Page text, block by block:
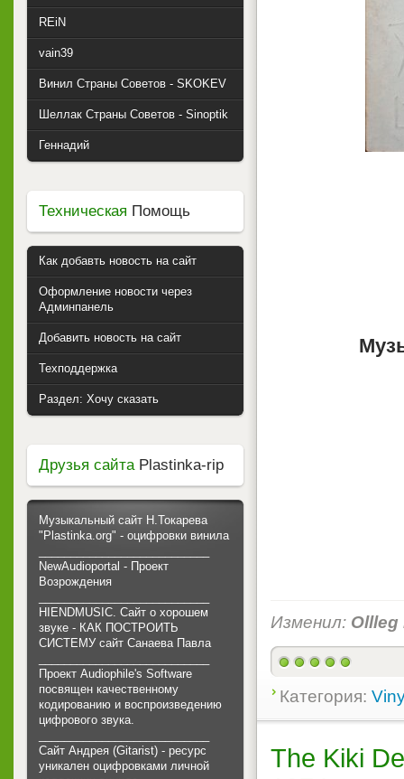
Изменил: Ollleg
Категория:
The Kiki
REiN
vain39
Винил Страны Советов - SKOKEV
Шеллак Страны Советов - Sinoptik
Геннадий
Техническая Помощь
Как добавть новость на сайт
Оформление новости через
Админпанель
Добавить новость на сайт
Техподдержка
Раздел: Хочу сказать
Друзья сайтаPlastinka-rip
Музыкальный сайт Н.Токарева
"Plastinka.org" - оцифровки винила
NewAudioportal - Проект
Возрождения
HIENDMUSIC. Сайт о хорошем
звуке - КАК ПОСТРОИТЬ
СИСТЕМУ сайт Санаева Павла
Проект Audiophile's Software
посвящен качественному
кодированию и воспроизведению
цифрового звука.
Сайт Андрея (Gitarist) - ресурс
уникален оцифровками личной